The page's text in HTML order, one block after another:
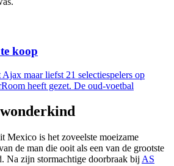
koop
maar liefst 21 selectiespelers op
heeft gezet. De oud-voetbal
Mexico is het zoveelste moeizame
de man die ooit als een van de grootste
Na zijn stormachtige doorbraak bij AS